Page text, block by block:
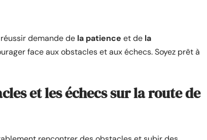
demande de la patience et de la
face aux obstacles et aux échecs. Soyez prêt à
et les échecs sur la route de